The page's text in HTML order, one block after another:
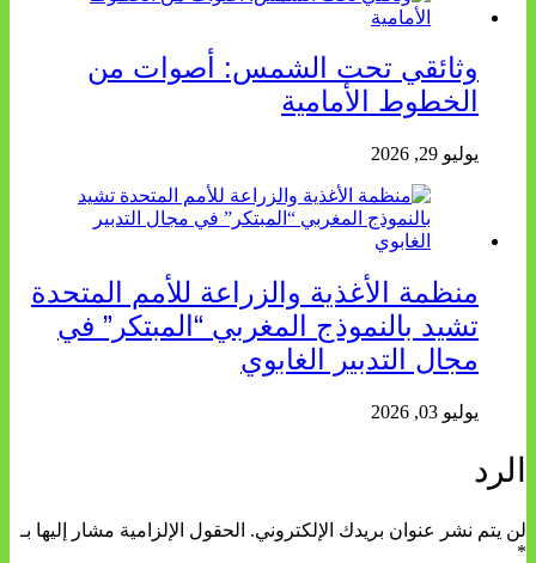
وثائقي تحت الشمس: أصوات من
الخطوط الأمامية
يوليو 29, 2026
منظمة الأغذية والزراعة للأمم المتحدة
تشيد بالنموذج المغربي “المبتكر” في
مجال التدبير الغابوي
يوليو 03, 2026
الرد
لن يتم نشر عنوان بريدك الإلكتروني. الحقول الإلزامية مشار إليها بـ
*